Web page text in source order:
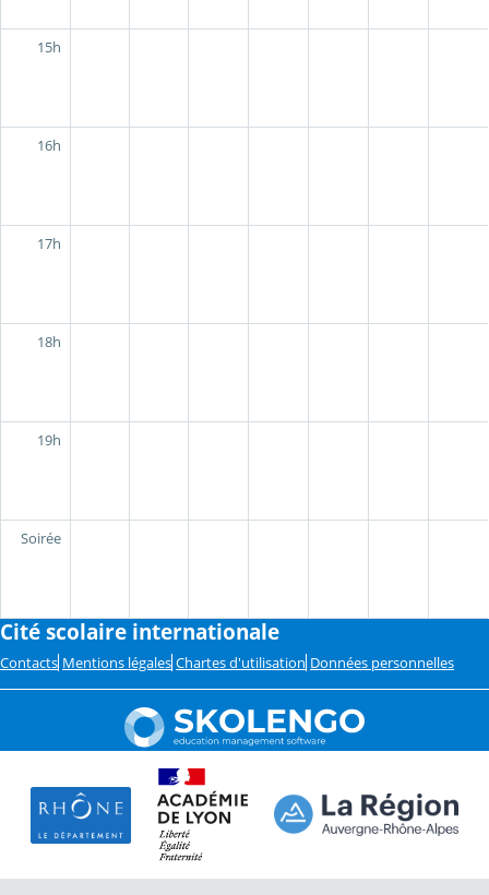
15h
16h
17h
18h
19h
Soirée
Cité scolaire internationale
Contacts Mentions légales Chartes d'utilisation Données personnelles